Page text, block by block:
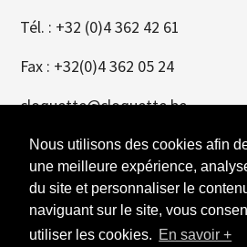
Nous utilisons des cookies afin
une meilleure expérience,
du site et personnaliser le
naviguant sur le site, vous
utiliser les cookies. En savoir +
Tél. : +32 (0)4 362 42 61
Fax : +32(0)4 362 05 24
cloquette@cloquette.be
EUPEN
Site de production,
ce site